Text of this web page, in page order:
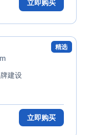
立即购买
精选
建设
立即购买